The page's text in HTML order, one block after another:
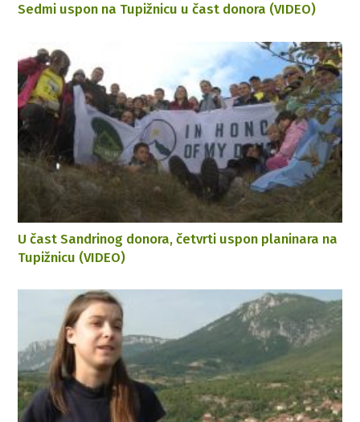
Sedmi uspon na Tupižnicu u čast donora (VIDEO)
U čast Sandrinog donora, četvrti uspon planinara na
Tupižnicu (VIDEO)